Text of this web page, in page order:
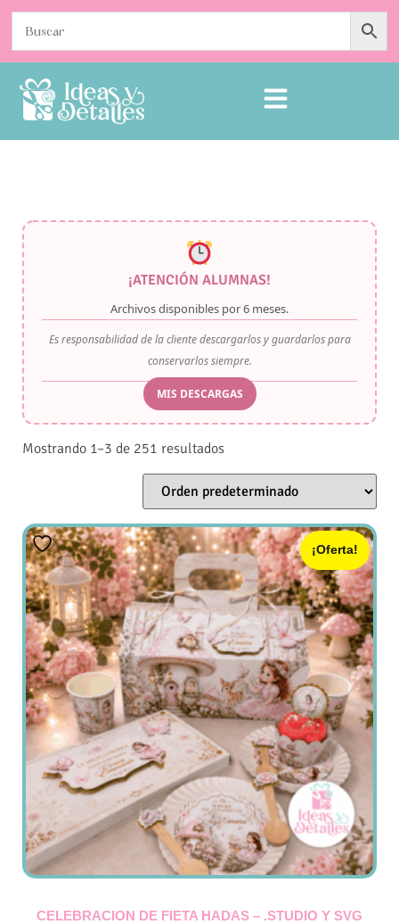
¡ATENCIÓN ALUMNAS!
Archivos disponibles por6 meses.
Es responsabilidad de la cliente descargarlos y guardarlos para
conservarlos siempre.
MIS DESCARGAS
Mostrando 1–3 de 251 resultados
¡Oferta!
CELEBRACION DE FIETA HADAS – .STUDIO Y SVG